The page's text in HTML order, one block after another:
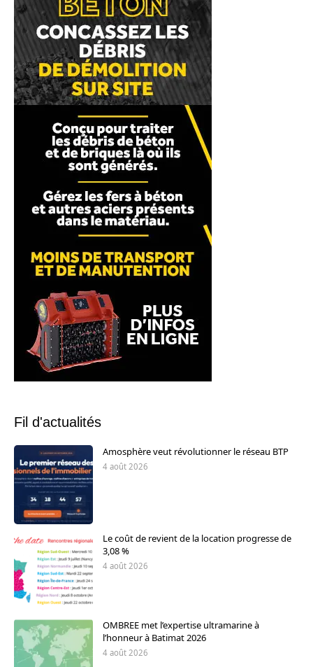
Fil d'actualités
Amosphère veut révolutionner le réseau BTP
4 août 2026
Le coût de revient de la location progresse de
3,08 %
4 août 2026
OMBREE met l’expertise ultramarine à
l’honneur à Batimat 2026
4 août 2026